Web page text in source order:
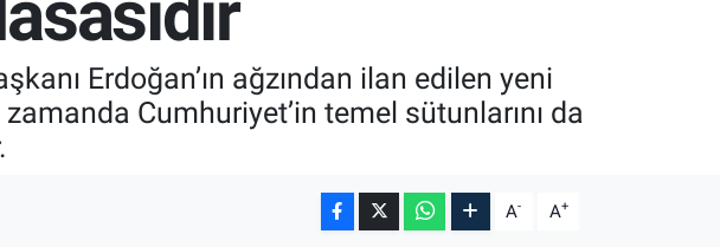
Erdoğan’ın ağzından ilan edilen yeni
Cumhuriyet’in temel sütunlarını da
A- A+